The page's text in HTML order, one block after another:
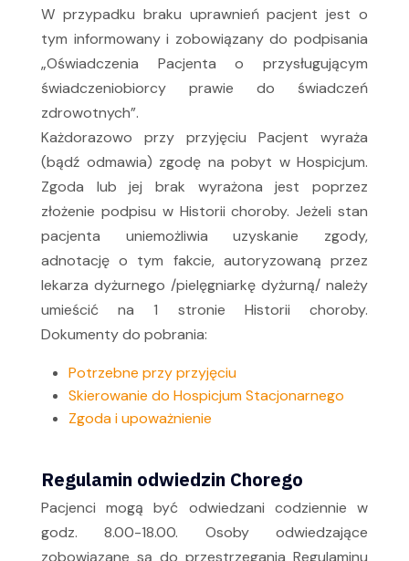
W przypadku braku uprawnień pacjent jest o
tym informowany i zobowiązany do podpisania
„Oświadczenia Pacjenta o przysługującym
świadczeniobiorcy prawie do świadczeń
zdrowotnych”.
Każdorazowo przy przyjęciu Pacjent wyraża
(bądź odmawia) zgodę na pobyt w Hospicjum.
Zgoda lub jej brak wyrażona jest poprzez
złożenie podpisu w Historii choroby. Jeżeli stan
pacjenta uniemożliwia uzyskanie zgody,
adnotację o tym fakcie, autoryzowaną przez
lekarza dyżurnego /pielęgniarkę dyżurną/ należy
umieścić na 1 stronie Historii choroby.
Dokumenty do pobrania:
Potrzebne przy przyjęciu
Skierowanie do Hospicjum Stacjonarnego
Zgoda i upoważnienie
Regulamin odwiedzin Chorego
Pacjenci mogą być odwiedzani codziennie w
godz. 8.00-18.00. Osoby odwiedzające
zobowiązane są do przestrzegania Regulaminu